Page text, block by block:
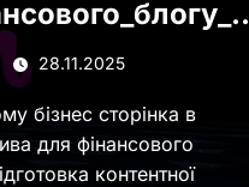
28.11.2025
бізнес сторінка в
для фінансового
контентної